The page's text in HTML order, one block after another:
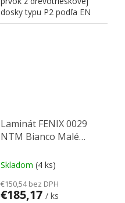
dosky typu P2 podľa EN
312, obojstranne
Laminát FENIX 0029
NTM Bianco Malé
Skladom (4 ks)
€150,54 bez DPH
€185,17 / ks